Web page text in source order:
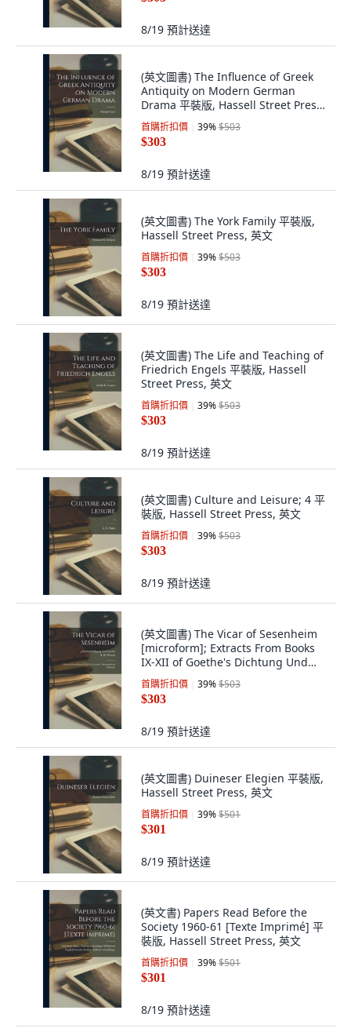
8/19 預計送達
(英文圖書) The Influence of Greek
Antiquity on Modern German
Drama 平裝版, Hassell Street Press,
英文
首購折扣價 39%$503
$303
8/19 預計送達
(英文圖書) The York Family 平裝版,
Hassell Street Press, 英文
首購折扣價 39%$503
$303
8/19 預計送達
(英文圖書) The Life and Teaching of
Friedrich Engels 平裝版, Hassell
Street Press, 英文
首購折扣價 39%$503
$303
8/19 預計送達
(英文圖書) Culture and Leisure; 4 平
裝版, Hassell Street Press, 英文
首購折扣價 39%$503
$303
8/19 預計送達
(英文圖書) The Vicar of Sesenheim
[microform]; Extracts From Books
IX-XII of Goethe's Dichtung Und
Wahrheit 平裝版, Legare Street
Press, 英文
首購折扣價 39%$503
$303
8/19 預計送達
(英文圖書) Duineser Elegien 平裝版,
Hassell Street Press, 英文
首購折扣價 39%$501
$301
8/19 預計送達
(英文書) Papers Read Before the
Society 1960-61 [Texte Imprimé] 平
裝版, Hassell Street Press, 英文
首購折扣價 39%$501
$301
8/19 預計送達